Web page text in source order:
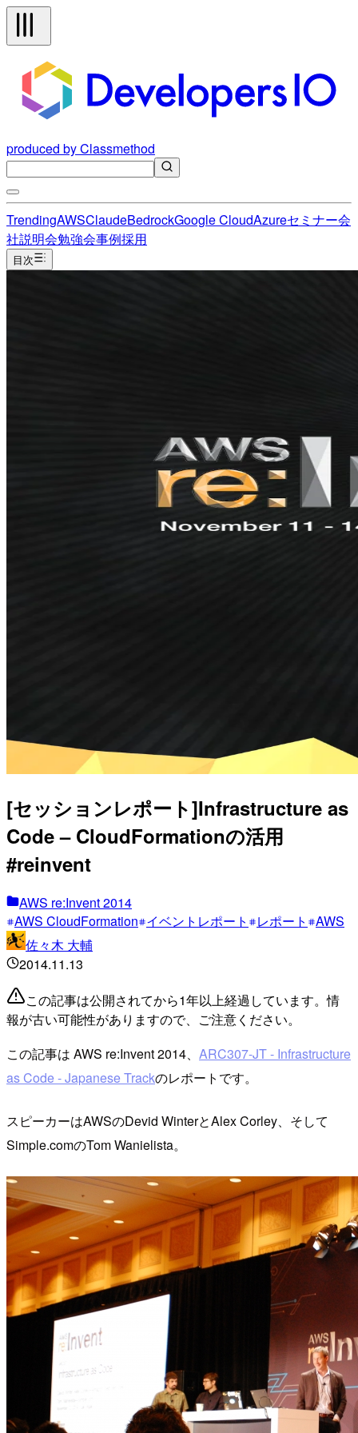
produced by Classmethod
TrendingAWSClaudeBedrockGoogle CloudAzureセミナー会
社説明会勉強会事例採用
目次
[セッションレポート]Infrastructure as
Code – CloudFormationの活用
#reinvent
AWS re:Invent 2014
AWS CloudFormation イベントレポート レポート
AWS
佐々木 大輔
2014.11.13
この記事は公開されてから1年以上経過しています。情
報が古い可能性がありますので、ご注意ください。
この記事は AWS re:Invent 2014、 ARC307-JT - Infrastructure
as Code - Japanese Trackのレポートです。
スピーカーはAWSのDevid WinterとAlex Corley、そして
Simple.comのTom Wanielista。